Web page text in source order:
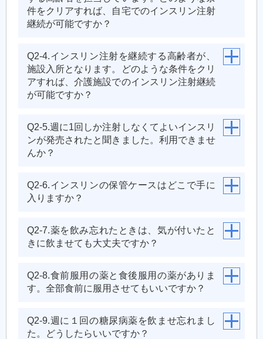
件をクリアすれば、自宅でのインスリン注射
継続が可能ですか？
Q2-4.インスリン注射を継続する高齢者が、
施設入所となります。どのような条件をクリ
アすれば、介護施設でのインスリン注射継続
が可能ですか？
Q2-5.週に1回しか注射しなくてよいインスリ
ンが発売されたと聞きました。利用できませ
んか？
Q2-6.インスリンの保管ケースはどこで手に
入りますか？
Q2-7.薬を飲み忘れたときは、気が付いたと
きに飲ませても大丈夫ですか？
Q2-8.食前服用の薬と食後服用の薬がありま
す。全部食前に服用させてもいいですか？
Q2-9.週に１回の糖尿病薬を飲ませ忘れまし
た。どうしたらいいですか？